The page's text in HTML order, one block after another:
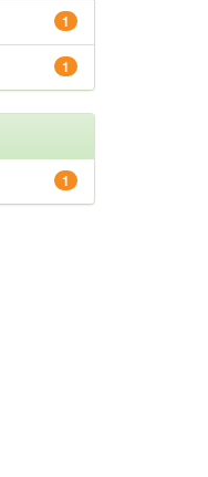
1
1
1